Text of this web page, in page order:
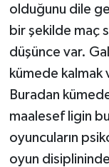
olduğunu dile
bir şekilde maç
düşünce var.
kümede kalmak
Buradan
maalesef ligin
oyuncuların
oyun